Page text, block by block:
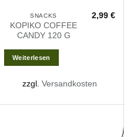
SNACKS
KOPIKO COFFEE
CANDY 120 G
2,99 €
Weiterlesen
zzgl. Versandkosten